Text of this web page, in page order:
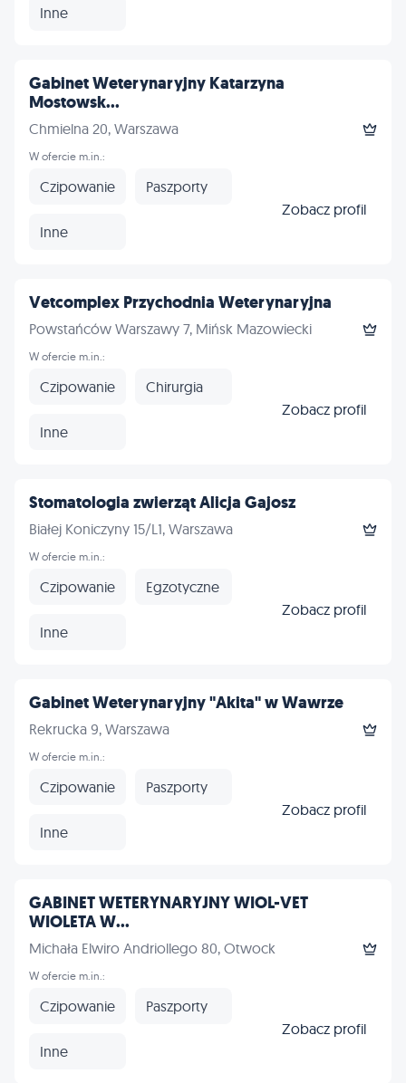
Inne
Gabinet Weterynaryjny Katarzyna
Mostowsk...
Chmielna 20, Warszawa
W ofercie m.in.:
Czipowanie Paszporty
Inne
Zobacz profil
Vetcomplex Przychodnia Weterynaryjna
Powstańców Warszawy 7, Mińsk Mazowiecki
W ofercie m.in.:
Czipowanie Chirurgia
Inne
Zobacz profil
Stomatologia zwierząt Alicja Gajosz
Białej Koniczyny 15/L1, Warszawa
W ofercie m.in.:
Czipowanie Egzotyczne
Inne
Zobacz profil
Gabinet Weterynaryjny "Akita" w Wawrze
Rekrucka 9, Warszawa
W ofercie m.in.:
Czipowanie Paszporty
Inne
Zobacz profil
GABINET WETERYNARYJNY WIOL-VET
WIOLETA W...
Michała Elwiro Andriollego 80, Otwock
W ofercie m.in.:
Czipowanie Paszporty
Inne
Zobacz profil